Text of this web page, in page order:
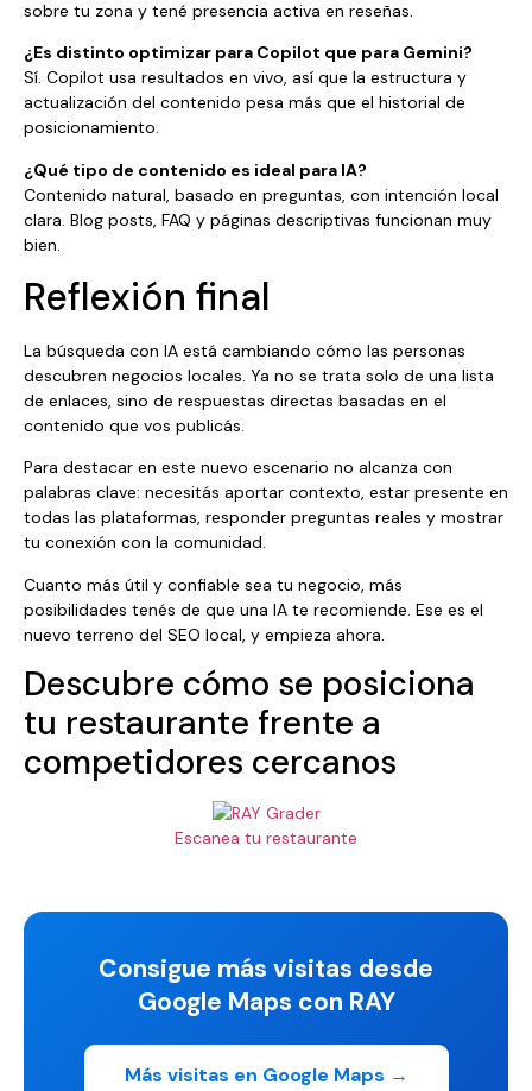
sobre tu zona y tené presencia activa en reseñas.
¿Es distinto optimizar para Copilot que para Gemini?
Sí. Copilot usa resultados en vivo, así que la estructura y
actualización del contenido pesa más que el historial de
posicionamiento.
¿Qué tipo de contenido es ideal para IA?
Contenido natural, basado en preguntas, con intención local
clara. Blog posts, FAQ y páginas descriptivas funcionan muy
bien.
Reflexión final
La búsqueda con IA está cambiando cómo las personas
descubren negocios locales. Ya no se trata solo de una lista
de enlaces, sino de respuestas directas basadas en el
contenido que vos publicás.
Para destacar en este nuevo escenario no alcanza con
palabras clave: necesitás aportar contexto, estar presente en
todas las plataformas, responder preguntas reales y mostrar
tu conexión con la comunidad.
Cuanto más útil y confiable sea tu negocio, más
posibilidades tenés de que una IA te recomiende. Ese es el
nuevo terreno del SEO local, y empieza ahora.
Descubre cómo se posiciona
tu restaurante frente a
competidores cercanos
Escanea tu restaurante
Consigue más visitas desde
Google Maps con RAY
Más visitas en Google Maps →